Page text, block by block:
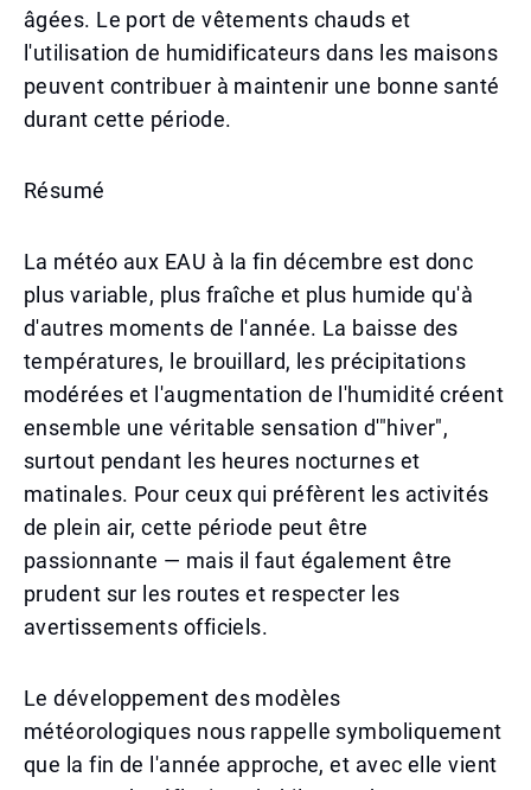
âgées. Le port de vêtements chauds et
l'utilisation de humidificateurs dans les maisons
peuvent contribuer à maintenir une bonne santé
durant cette période.
Résumé
La météo aux EAU à la fin décembre est donc
plus variable, plus fraîche et plus humide qu'à
d'autres moments de l'année. La baisse des
températures, le brouillard, les précipitations
modérées et l'augmentation de l'humidité créent
ensemble une véritable sensation d'"hiver",
surtout pendant les heures nocturnes et
matinales. Pour ceux qui préfèrent les activités
de plein air, cette période peut être
passionnante — mais il faut également être
prudent sur les routes et respecter les
avertissements officiels.
Le développement des modèles
météorologiques nous rappelle symboliquement
que la fin de l'année approche, et avec elle vient